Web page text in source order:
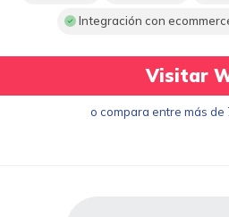
Integración con
Visitar
o compara entre más de